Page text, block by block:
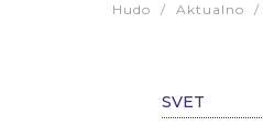
Hudo / Aktualno /
SVET